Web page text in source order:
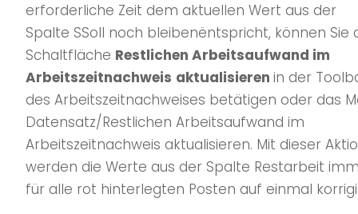
erforderliche Zeit dem aktuellen Wert aus der
Spalte SSoll noch bleibenëntspricht, können Sie
Schaltfläche Restlichen Arbeitsaufwand im
Arbeitszeitnachweis aktualisieren in der
des Arbeitszeitnachweises betätigen oder das
Datensatz/Restlichen Arbeitsaufwand im
Arbeitszeitnachweis aktualisieren. Mit dieser
werden die Werte aus der Spalte Restarbeit
für alle rot hinterlegten Posten auf einmal